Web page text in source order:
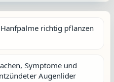
richtig pflanzen
Symptome und
Augenlider